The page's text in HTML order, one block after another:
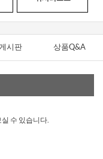
시판 상품Q&A
수 있습니다.